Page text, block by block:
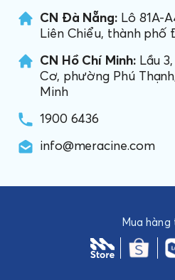
CN Đà Nẵng: Lô 81A-
Liên Chiểu, thành phố
CN Hồ Chí Minh:Lầu
Cơ, phường Phú
Minh
1900 6436
info@meracine.com
Mua hàng